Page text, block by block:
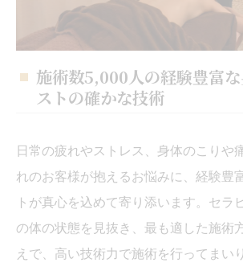
施術数5,000人の経験豊富
ストの確かな技術
日常の疲れやストレス、身体のこりや
れのお客様が抱えるお悩みに、経験豊
トが真心を込めて寄り添います。セラ
の体の状態を見抜き、最も適した施術
えで、高い技術力で施術を行ってまい